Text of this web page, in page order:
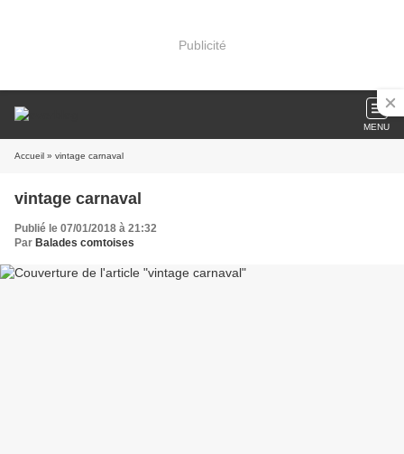
Publicité
MENU
Accueil » vintage carnaval
vintage carnaval
Publié le 07/01/2018 à 21:32
Par Balades comtoises